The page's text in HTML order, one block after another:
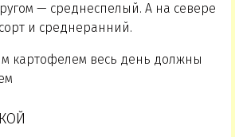
— среднеспелый. А на севере
и среднеранний.
картофелем весь день должны